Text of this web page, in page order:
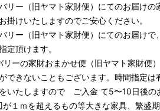
リー （旧ヤマト家財便） にてのお届けの
掛けいたしますのでご安心ください。
リー （旧ヤマト家財便） にてのお届けで
定頂けます。
リーの家財おまかせ便 （旧ヤマト家財便
できないこともございます。時間指定
いたしますので ご入金 て5〜10日後の
が１ｍを超えるもの等大きな家具、繁